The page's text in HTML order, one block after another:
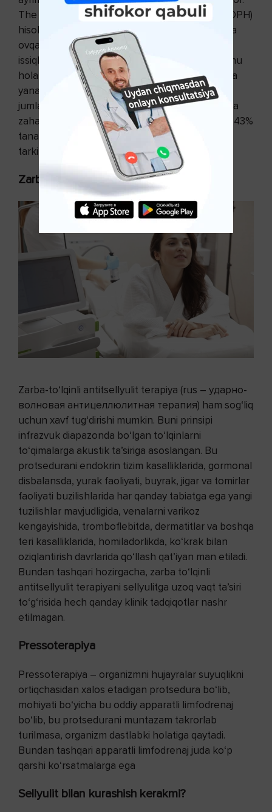
The California Department of Public Health (CDPH)
hisobotlariga ko‘ra bu modda tezda teri o‘pka va
ovqat hazm trakti orqali so‘riladi. O‘ranishlardagi
issiqlik rejimini yaratish absorbsiyani tezlatadi. Shu
holatda teri g‘ovaklari ochiq va 1.4 dioksan qonga
yana tezroq tushadi va oqibatda og‘ir kasalliklar,
jumladan saratonga olib kelishi mumkin. Amerika
zaharli moddalar agentligi ma’lumotlariga ko‘ra, 43%
tanani moddalashtiruvchi kosmetik vositalar
tarkibida 1.4-dioksan uchraydi.
Zarba-to‘lqinli antitsellyulit terapiya
Zarba-to‘lqinli antitsellyulit terapiya (rus – ударно-
волновая антицеллюлитная терапия) ham sog‘liq
uchun xavf tug‘dirishi mumkin. Buni prinsipi
infrazvuk diapazonda bo‘lgan to‘lqinlarni
to‘qimalarga akustik ta’siriga asoslangan. Bu
protsedurani endokrin tizim kasalliklarida, gormonal
disbalansda, yurak faoliyati, buyrak, jigar va tomirlar
faoliyati buzilishlarida har qanday tabiatga ega yangi
tuzilishlar mavjudligida, venalarni varikoz
kengayishida, tromboflebitda, dermatitlar va boshqa
teri kasalliklarida, homiladorlikda, ko‘krak bilan
oziqlantirish davrlarida qo‘llash qat’iyan man etiladi.
Bundan tashqari hozirgacha, zarba to‘lqinli
antitsellyulit terapiyani sellyulitga uzoq vaqt ta’siri
to‘g‘risida hech qanday klinik tadqiqotlar nashr
etilmagan.
Pressoterapiya
Pressoterapiya – organizmni hujayralar suyuqlikni
ortiqchasidan xalos etadigan protsedura bo‘lib,
mohiyati bo‘yicha bu oddiy apparatli limfodrenaj
bo‘lib, bu protsedurani muntazam takrorlab
turilmasa, organizm dastlabki holatiga qaytadi.
Bundan tashqari apparatli limfodrenaj juda ko‘p
qarshi ko‘rsatmalarga ega
Sellyulit bilan kurashish kerakmi?